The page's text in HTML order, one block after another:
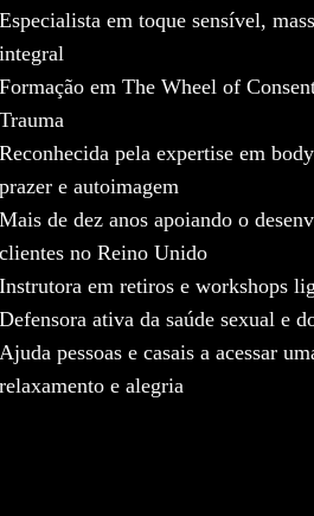
Especialista em toque sensível,
integral
Formação em The Wheel of
Trauma
Reconhecida pela expertise em
prazer e autoimagem
Mais de dez anos apoiando o
clientes no Reino Unido
Instrutora em retiros e workshops
Defensora ativa da saúde sexual e
Ajuda pessoas e casais a acessar
relaxamento e alegria